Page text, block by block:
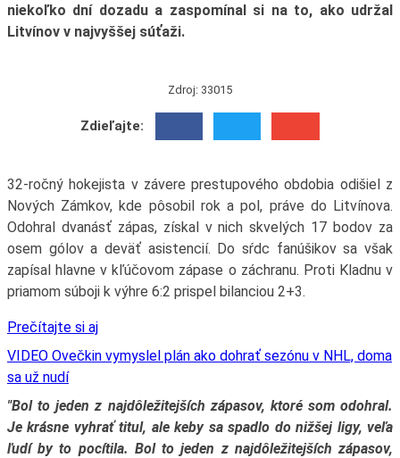
niekoľko dní dozadu a zaspomínal si na to, ako udržal
Litvínov v najvyššej súťaži.
Zdroj: 33015
Zdieľajte:
32-ročný hokejista v závere prestupového obdobia odišiel z
Nových Zámkov, kde pôsobil rok a pol, práve do Litvínova.
Odohral dvanásť zápas, získal v nich skvelých 17 bodov za
osem gólov a deväť asistencií. Do sŕdc fanúšikov sa však
zapísal hlavne v kľúčovom zápase o záchranu. Proti Kladnu v
priamom súboji k výhre 6:2 prispel bilanciou 2+3.
Prečítajte si aj
VIDEO Ovečkin vymyslel plán ako dohrať sezónu v NHL, doma
sa už nudí
"Bol to jeden z najdôležitejších zápasov, ktoré som odohral.
Je krásne vyhrať titul, ale keby sa spadlo do nižšej ligy, veľa
ľudí by to pocítila. Bol to jeden z najdôležitejších zápasov,